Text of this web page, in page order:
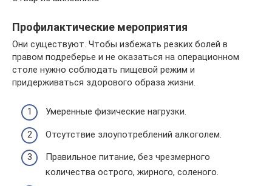
Профилактические мероприятия
Они существуют. Чтобы избежать резких болей в
правом подреберье и не оказаться на операционном
столе нужно соблюдать пищевой режим и
придерживаться здорового образа жизни.
Умеренные физические нагрузки.
Отсутствие злоупотреблений алкоголем.
Правильное питание, без чрезмерного
количества острого, жирного, соленого.